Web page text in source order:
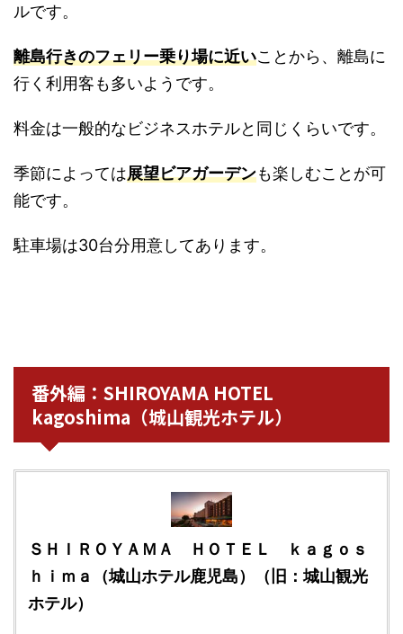
ルです。
離島行きのフェリー乗り場に近いことから、離島に
行く利用客も多いようです。
料金は一般的なビジネスホテルと同じくらいです。
季節によっては展望ビアガーデンも楽しむことが可
能です。
駐車場は30台分用意してあります。
番外編：SHIROYAMA HOTEL
kagoshima（城山観光ホテル）
ＳＨＩＲＯＹＡＭＡ ＨＯＴＥＬ ｋａｇｏｓ
ｈｉｍａ（城山ホテル鹿児島）（旧：城山観光
ホテル）